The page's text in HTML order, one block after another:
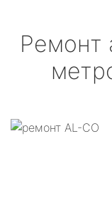
Ремонт